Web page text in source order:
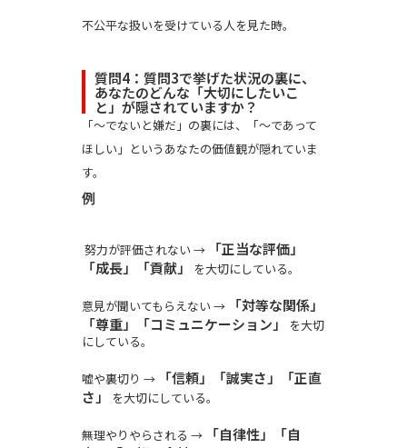
不公平な扱いを受けている人を見た時。
質問4：質問3で挙げた状況の裏に、
あなたのどんな「大切にしたいこ
と」が隠されていますか？
「〜でないと嫌だ」の裏には、「〜であって
ほしい」というあなたの価値観が隠れていま
す。
例
努力が評価されない →
「正当な評価」
「成長」「貢献」
を大切にしている。
意見が聞いてもらえない →
「対等な関係」
「尊重」「コミュニケーション」
を大切
にしている。
嘘や裏切り →
「信頼」「誠実さ」「正直
さ」
を大切にしている。
無理やりやらされる →
「自律性」「自